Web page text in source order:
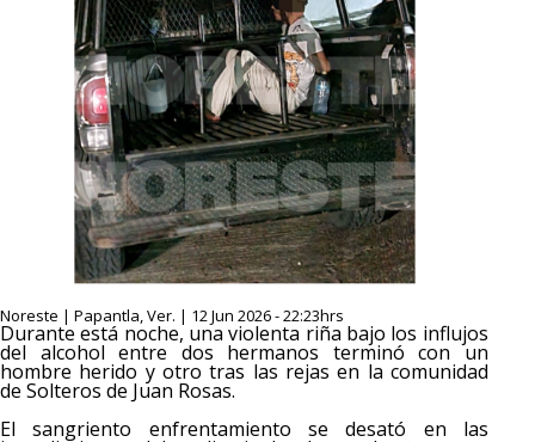
Noreste | Papantla, Ver. | 12 Jun 2026 - 22:23hrs
Durante está noche, una violenta riña bajo los influjos
del alcohol entre dos hermanos terminó con un
hombre herido y otro tras las rejas en la comunidad
de Solteros de Juan Rosas.
El sangriento enfrentamiento se desató en las